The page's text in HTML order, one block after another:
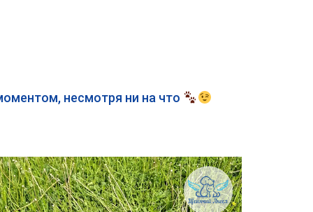
несмотря ни на что